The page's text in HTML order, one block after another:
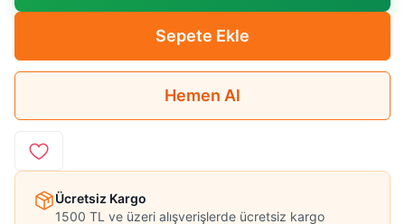
Sepete Ekle
Hemen Al
Ücretsiz Kargo
1500 TL ve üzeri alışverişlerde ücretsiz kargo